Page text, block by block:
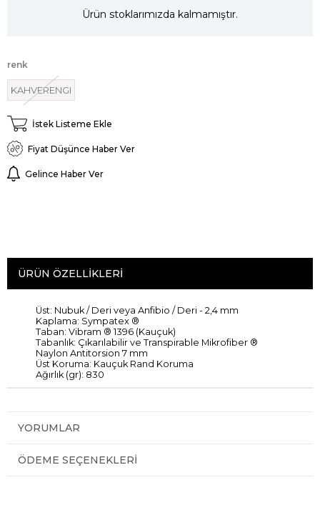
Ürün stoklarımızda kalmamıştır.
renk
KAHVERENGI
İstek Listeme Ekle
Fiyat Düşünce Haber Ver
Gelince Haber Ver
ÜRÜN ÖZELLIKLERI
Üst: Nubuk / Deri veya Anfibio / Deri - 2,4 mm
Kaplama: Sympatex ®
Taban: Vibram ® 1396 (Kauçuk)
Tabanlık: Çıkarılabilir ve Transpirable Mikrofiber ®
Naylon Antitorsion 7 mm
Üst Koruma: Kauçuk Rand Koruma
Ağırlık (gr): 830
YORUMLAR
ÖDEME SEÇENEKLERI